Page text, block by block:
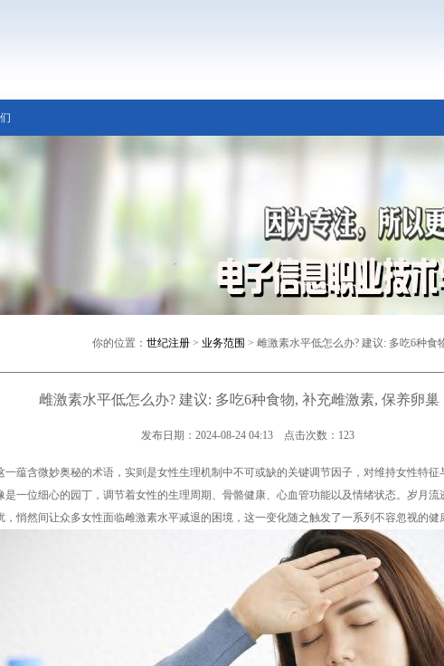
你的位置： 世纪注册 > 业务范围 > 雌激素水平低怎么办? 建议: 多吃6种食
雌激素水平低怎么办? 建议: 多吃6种食物, 补充雌激素, 保养卵巢
发布日期：2024-08-24 04:13 点击次数：123
一蕴含微妙奥秘的术语，实则是女性生理机制中不可或缺的关键调节因子，对维持女性特征
是一位细心的园丁，调节着女性的生理周期、骨骼健康、心血管功能以及情绪状态。岁月流
，悄然间让众多女性面临雌激素水平减退的困境，这一变化随之触发了一系列不容忽视的健